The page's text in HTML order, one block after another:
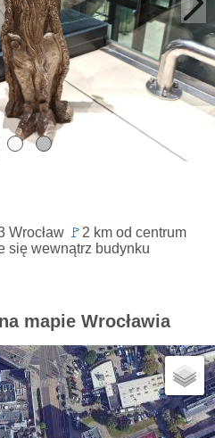
Wrocław 🚩 2 km od centrum
się wewnątrz budynku
mapie Wrocławia